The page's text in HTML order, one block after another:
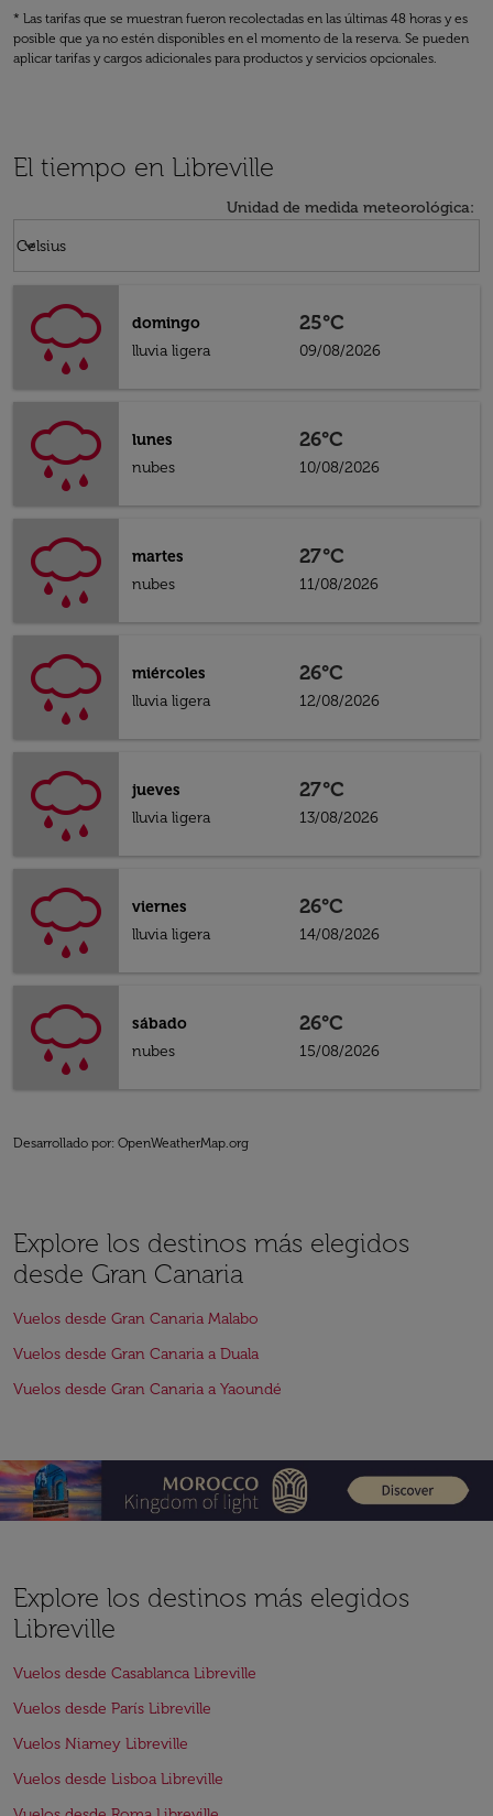
* Las tarifas que se muestran fueron recolectadas en las últimas 48 horas y es
posible que ya no estén disponibles en el momento de la reserva. Se pueden
aplicar tarifas y cargos adicionales para productos y servicios opcionales.
El tiempo en Libreville
Unidad de medida meteorológica:
Celsius
keyboard_arrow_down
domingo
lluvia ligera
25°C
09/08/2026
lunes
nubes
26°C
10/08/2026
martes
nubes
27°C
11/08/2026
miércoles
lluvia ligera
26°C
12/08/2026
jueves
lluvia ligera
27°C
13/08/2026
viernes
lluvia ligera
26°C
14/08/2026
sábado
nubes
26°C
15/08/2026
Desarrollado por: OpenWeatherMap.org
Explore los destinos más elegidos
desde Gran Canaria
Vuelos desde Gran Canaria Malabo
Vuelos desde Gran Canaria a Duala
Vuelos desde Gran Canaria a Yaoundé
Explore los destinos más elegidos
Libreville
Vuelos desde Casablanca Libreville
Vuelos desde París Libreville
Vuelos Niamey Libreville
Vuelos desde Lisboa Libreville